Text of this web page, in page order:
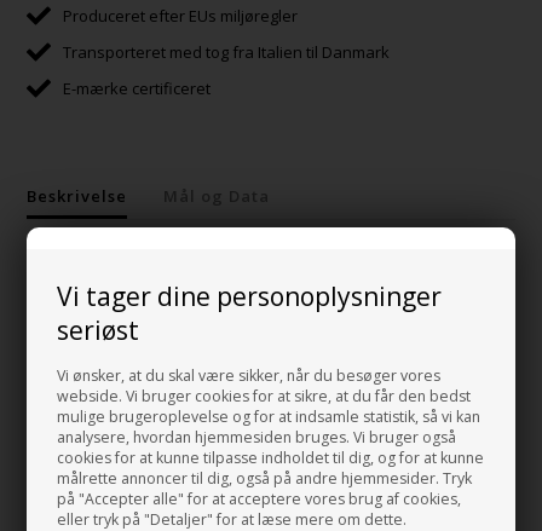
Vi tager dine personoplysninger
seriøst
Vi ønsker, at du skal være sikker, når du besøger vores
webside. Vi bruger cookies for at sikre, at du får den bedst
mulige brugeroplevelse og for at indsamle statistik, så vi kan
analysere, hvordan hjemmesiden bruges. Vi bruger også
cookies for at kunne tilpasse indholdet til dig, og for at kunne
målrette annoncer til dig, også på andre hjemmesider. Tryk
på "Accepter alle" for at acceptere vores brug af cookies,
eller tryk på "Detaljer" for at læse mere om dette.
Produceret efter EUs miljøregler
Transporteret med tog fra Italien til Danmark
E-mærke certificeret
Beskrivelse Mål og Data
Det er mange små ting der fører til er elegant badeværelse.
Der er mange brusearme at vælge imellem på nettet ingen tvivl om
Brusearm Quadro 110
er udført i forkromet messing i en solid kvalitet, for at
imødekomme behovet for en brusearm der passer til det
minimalistiske badeværelse.